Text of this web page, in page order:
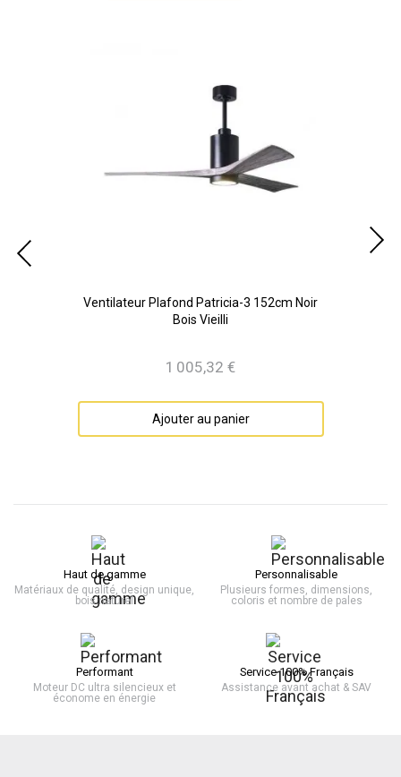
Ventilateur Plafond Patricia-3 152cm Noir
Bois Vieilli
Prix
1 005,32 €
Ajouter au panier
Haut de gamme
Matériaux de qualité, design unique,
bois naturel
Personnalisable
Plusieurs formes, dimensions,
coloris et nombre de pales
Performant
Moteur DC ultra silencieux et
économe en énergie
Service 100% Français
Assistance avant achat & SAV